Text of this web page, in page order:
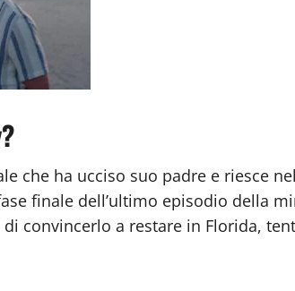
che ha ucciso suo padre e riesce
finale dell’ultimo episodio della
convincerlo a restare in Florida,